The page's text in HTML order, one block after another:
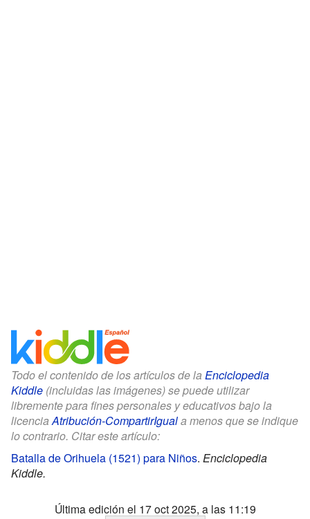
Todo el contenido de los artículos de la Enciclopedia
Kiddle (incluidas las imágenes) se puede utilizar
libremente para fines personales y educativos bajo la
licenciaAtribución-CompartirIguala menos que se indique
lo contrario. Citar este artículo:
Batalla de Orihuela (1521) para Niños. Enciclopedia
Kiddle.
Última edición el 17 oct 2025, a las 11:19